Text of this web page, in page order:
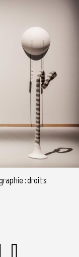
: droits